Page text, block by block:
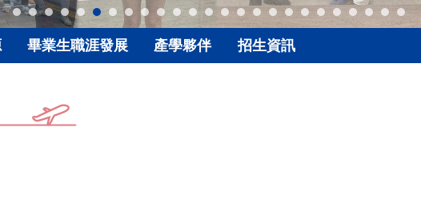
畢業生職涯發展 產學夥伴 招生資訊